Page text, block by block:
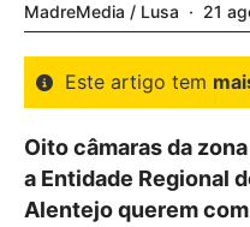
MadreMedia / Lusa 21
Este artigo tem
Oito câmaras da
a Entidade Regional
Alentejo querem